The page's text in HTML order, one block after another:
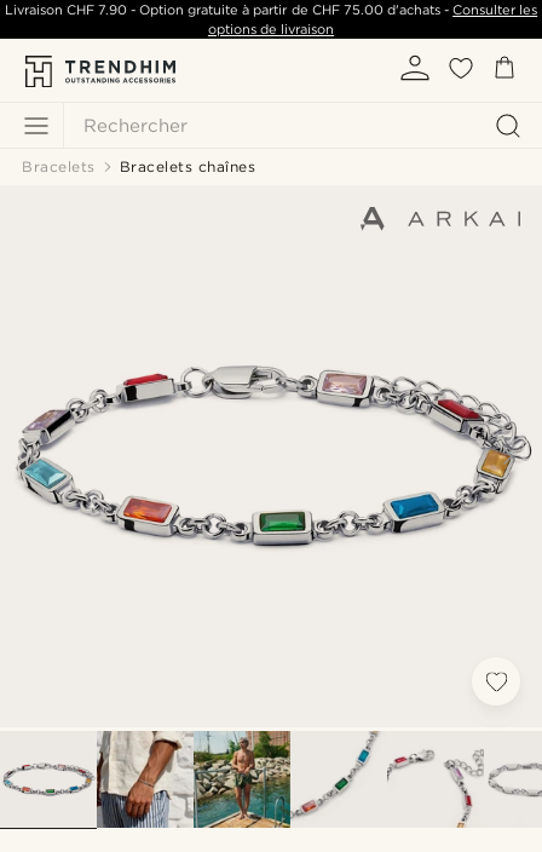
Rechercher
Livraison CHF 7.90- Option gratuite à partir de CHF 75.00d'achats -Consulter les
options de livraison
Bracelets Bracelets chaînes